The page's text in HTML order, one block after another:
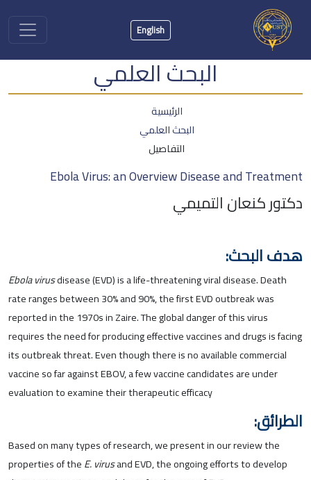
English
البحث العلمي
الرئيسية
البحث العلمي
التفاصيل
Ebola Virus: an Overview Disease and Treatment
دكتور كنعان التميمي
هدف البحث:
Ebola virusdisease (EVD) is a life-threatening viral disease. Death
rate ranges between 30% and 90%, the first EVD outbreak was
reported in the 1970s in Zaire. The global danger of this virus
requires the need for producing effective vaccines and drugs is facing
its outbreak threat. Even though there is no available commercial
vaccine so far against EBOV, a few vaccine candidates are under
evaluation to examine their therapeutic efficacy
الطرائق:
Based on many types of research, we present in our review the
properties of theE. virusand EVD, the ongoing efforts to develop